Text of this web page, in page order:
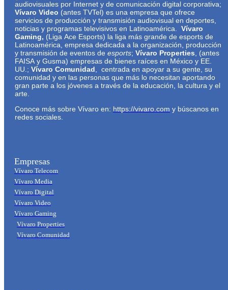
audiovisuales por Internet y de comunicación digital corporativa;
Vívaro Video (antes TVTel) es una empresa que ofrece
servicios de producción y transmisión audiovisual en deportes,
noticias y programas televisivos en Latinoamérica. Vívaro
Gaming, (Liga Ace Esports) la liga más grande de esports de
Latinoamérica, empresa dedicada a la organización, producción
y transmisión de eventos de esports; Vívaro Properties , (antes
FAISA y Gusma) empresas de bienes raíces en México y EE.
UU.; Vívaro Comunidad , centrada en apoyar a su gente, su
comunidad y en las personas que más lo necesitan aportando
gran parte a los jóvenes a través de la educación, la cultura y el
arte.
Conoce más sobre Vívaro en: https://vivaro.com y búscanos en
redes sociales.
Empresas
Vívaro Telecom
Vívaro Media
Vívaro Digital
Vívaro Video
Vívaro Gaming
Vívaro Properties
Vívaro Comunidad